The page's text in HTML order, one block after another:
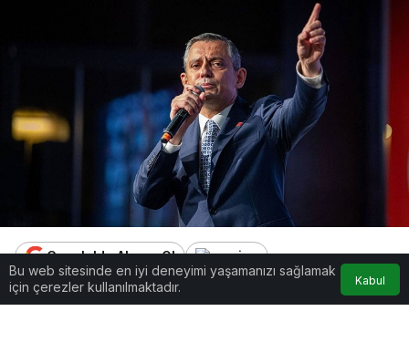
Google'da Abone Ol
0 Paylaş Beğen
Bu web sitesinde en iyi deneyimi yaşamanızı sağlamak
için çerezler kullanılmaktadır.
Kabul